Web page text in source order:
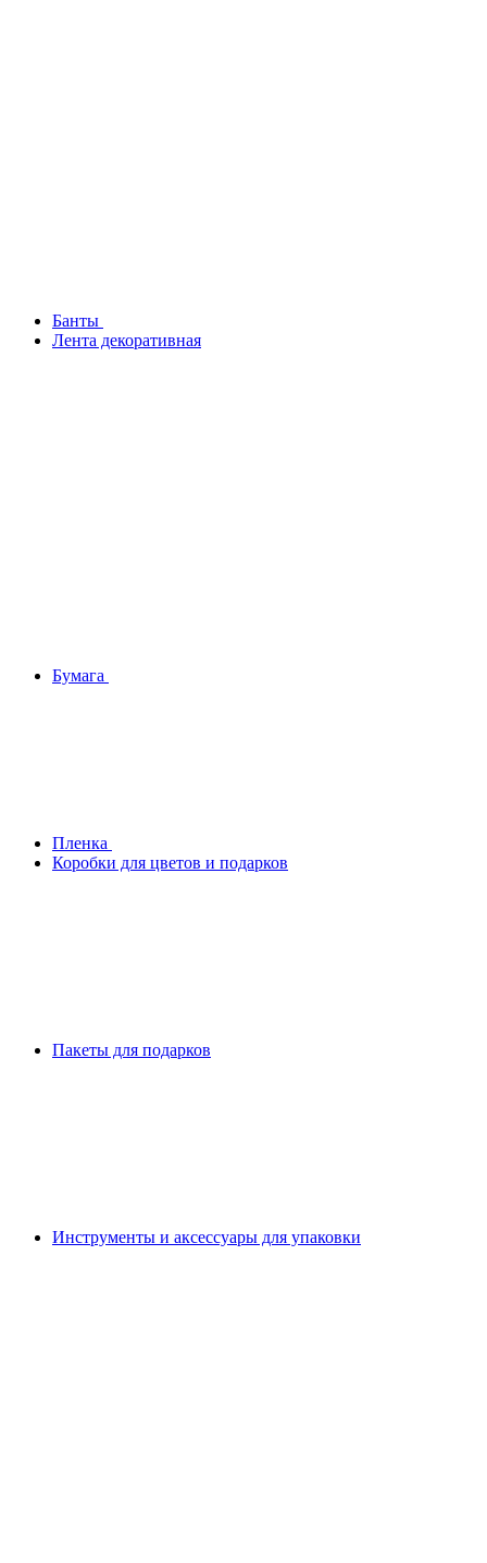
Банты
Лента декоративная
Бумага
Плeнка
Коробки для цветов и подарков
Пакеты для подарков
Инструменты и аксессуары для упаковки